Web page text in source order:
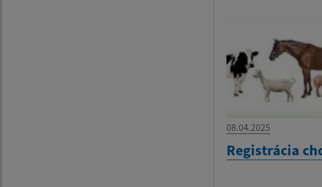
08.04.2025
Registrácia